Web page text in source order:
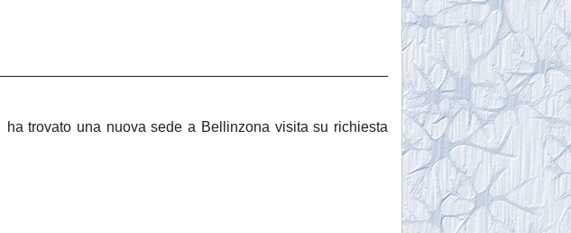
trovato una nuova sede a Bellinzona visita su richiesta